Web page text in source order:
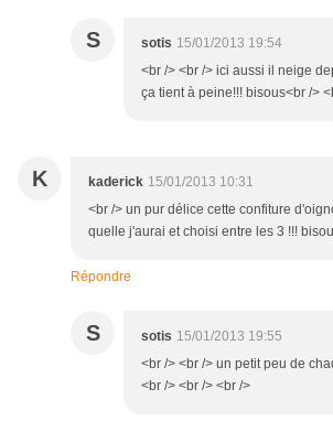
S sotis 15/01/2013 19:54
<br /> <br /> ici aussi il neige
ça tient à peine!!! bisous<br />
K kaderick 15/01/2013 10:31
<br /> un pur délice cette confiture
quelle j'aurai et choisi entre les 3 !!!
Répondre
S sotis 15/01/2013 19:55
<br /> <br /> un petit peu de
<br /> <br /> <br />